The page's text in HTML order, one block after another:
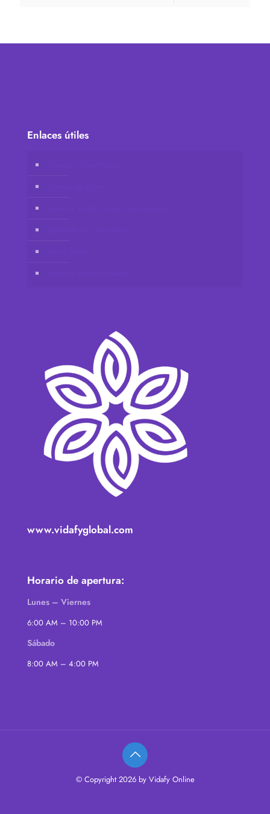
Enlaces útiles
www.vidafyglobal.com
Horario de apertura:
Lunes – Viernes
6:00 AM – 10:00 PM
Sábado
8:00 AM – 4:00 PM
© Copyright 2026 by Vidafy Online